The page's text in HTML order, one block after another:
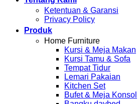
Ketentuan & Garansi
Privacy Policy
Produk
Home Furniture
Kursi & Meja Makan
Kursi Tamu & Sofa
Tempat Tidur
Lemari Pakaian
Kitchen Set
Bufet & Meja Konsol